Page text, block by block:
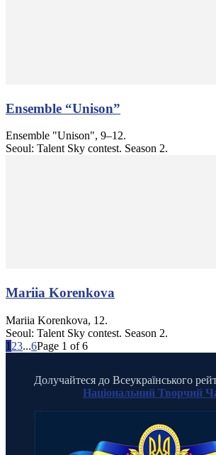
Ensemble “Unison”
Ensemble "Unison", 9–12.
Seoul: Talent Sky contest. Season 2.
Mariia Korenkova
Mariia Korenkova, 12.
Seoul: Talent Sky contest. Season 2.
1 23...6Page 1 of 6
Долучайтеся до Всеукраїнського
Національний Творчий